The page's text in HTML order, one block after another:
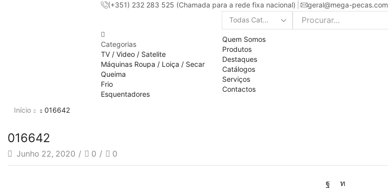
(+351) 232 283 525 (Chamada para a rede fixa nacional) geral@mega-pecas.com
Search
Categorias
TV / Video / Satelite
Máquinas Roupa / Loiça / Secar
Queima
Frio
Esquentadores
Quem Somos
Produtos
Destaques
Catálogos
Serviços
Contactos
Início 016642
016642
Junho 22, 2020 / 0 / 0